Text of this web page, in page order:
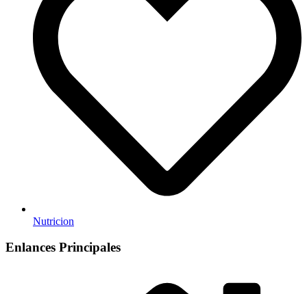
Nutricion
Enlances Principales